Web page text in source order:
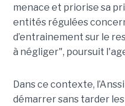
menace et priorise sa
entités régulées
d’entrainement sur le
à négliger", poursuit
Dans ce contexte,
démarrer sans tarder